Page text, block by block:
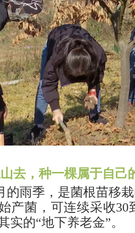
去，种一棵属于自己
的雨季，是菌根苗移
产菌，可连续采收
实的“地下养老金”。